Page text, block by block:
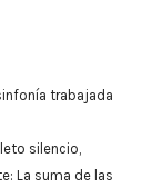
trabajada
silencio,
La suma de las